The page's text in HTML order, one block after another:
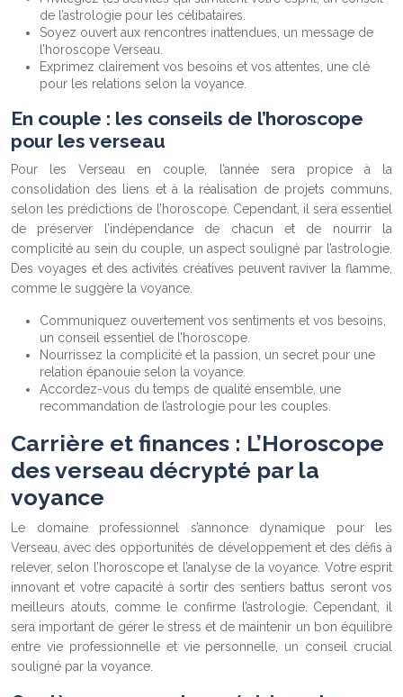
de l’astrologie pour les célibataires.
Soyez ouvert aux rencontres inattendues, un message de
l’horoscope Verseau.
Exprimez clairement vos besoins et vos attentes, une clé
pour les relations selon la voyance.
En couple : les conseils de l’horoscope
pour les verseau
Pour les Verseau en couple, l’année sera propice à la
consolidation des liens et à la réalisation de projets communs,
selon les prédictions de l’horoscope. Cependant, il sera essentiel
de préserver l’indépendance de chacun et de nourrir la
complicité au sein du couple, un aspect souligné par l’astrologie.
Des voyages et des activités créatives peuvent raviver la flamme,
comme le suggère la voyance.
Communiquez ouvertement vos sentiments et vos besoins,
un conseil essentiel de l’horoscope.
Nourrissez la complicité et la passion, un secret pour une
relation épanouie selon la voyance.
Accordez-vous du temps de qualité ensemble, une
recommandation de l’astrologie pour les couples.
Carrière et finances : L’Horoscope
des verseau décrypté par la
voyance
Le domaine professionnel s’annonce dynamique pour les
Verseau, avec des opportunités de développement et des défis à
relever, selon l’horoscope et l’analyse de la voyance. Votre esprit
innovant et votre capacité à sortir des sentiers battus seront vos
meilleurs atouts, comme le confirme l’astrologie. Cependant, il
sera important de gérer le stress et de maintenir un bon équilibre
entre vie professionnelle et vie personnelle, un conseil crucial
souligné par la voyance.